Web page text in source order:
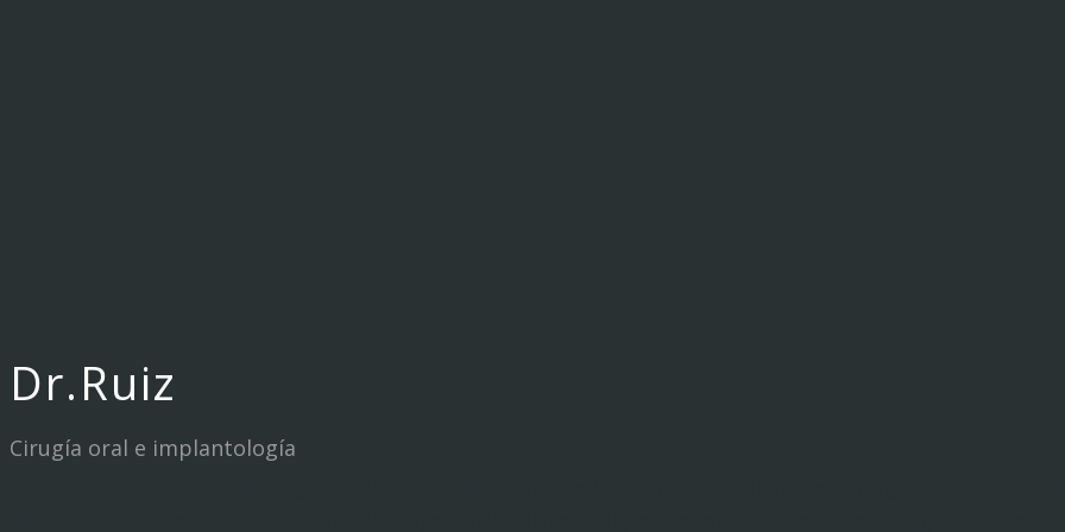
Dr.Ruiz
Cirugía oral e implantología